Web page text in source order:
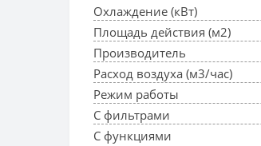
Охлаждение (кВт)
Площадь действия (м2)
Производитель
Расход воздуха (м3/час)
Режим работы
С фильтрами
С функциями